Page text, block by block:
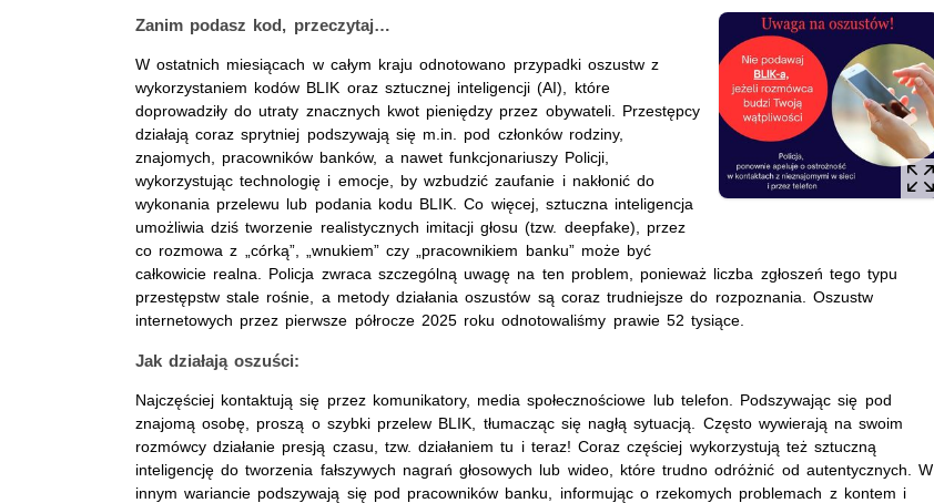
Zanim podasz kod, przeczytaj…
W ostatnich miesiącach w całym kraju odnotowano przypadki oszustw z
wykorzystaniem kodów BLIK oraz sztucznej inteligencji (AI), które
doprowadziły do utraty znacznych kwot pieniędzy przez obywateli. Przestępcy
działają coraz sprytniej podszywają się m.in. pod członków rodziny,
znajomych, pracowników banków, a nawet funkcjonariuszy Policji,
wykorzystując technologię i emocje, by wzbudzić zaufanie i nakłonić do
wykonania przelewu lub podania kodu BLIK. Co więcej, sztuczna inteligencja
umożliwia dziś tworzenie realistycznych imitacji głosu (tzw. deepfake), przez
co rozmowa z „córką”, „wnukiem” czy „pracownikiem banku” może być
całkowicie realna. Policja zwraca szczególną uwagę na ten problem, ponieważ liczba zgłoszeń tego typu
przestępstw stale rośnie, a metody działania oszustów są coraz trudniejsze do rozpoznania. Oszustw
internetowych przez pierwsze półrocze 2025 roku odnotowaliśmy prawie 52 tysiące.
Jak działają oszuści:
Najczęściej kontaktują się przez komunikatory, media społecznościowe lub telefon. Podszywając się pod
znajomą osobę, proszą o szybki przelew BLIK, tłumacząc się nagłą sytuacją. Często wywierają na swoim
rozmówcy działanie presją czasu, tzw. działaniem tu i teraz! Coraz częściej wykorzystują też sztuczną
inteligencję do tworzenia fałszywych nagrań głosowych lub wideo, które trudno odróżnić od autentycznych. W
innym wariancie podszywają się pod pracowników banku, informując o rzekomych problemach z kontem i